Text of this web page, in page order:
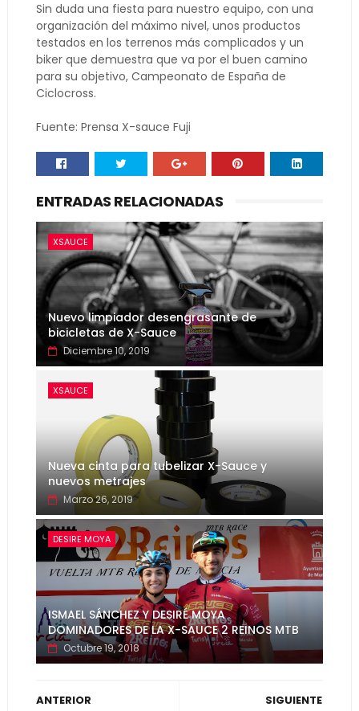
Sin duda una fiesta para nuestro equipo, con una
organización del máximo nivel, unos productos
testados en los terrenos más complicados y un
biker que demuestra que va por el buen camino
para su objetivo, Campeonato de España de
Ciclocross.
Fuente: Prensa X-sauce Fuji
ENTRADAS RELACIONADAS
XSAUCE
Nuevo limpiador desengrasante de
bicicletas de X-Sauce
Diciembre 10, 2019
XSAUCE
Nueva cinta para tubelizar X-Sauce y
nuevos metrajes
Marzo 26, 2019
DESIRE MOYA
ISMAEL SÁNCHEZ Y DESIRÉ MOYA
DOMINADORES DE LA X-SAUCE 2 REINOS MTB
Octubre 19, 2018
SIGUIENTE
ANTERIOR